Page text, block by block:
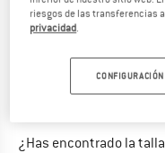
Cintura
(cm)
-
-
87,1
-
89,9
-
¿Has encontrado la
riesgos de las transferencias
privacidad
CONFIGURACIÓN